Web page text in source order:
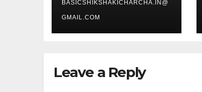
BASICSHIKSHAKICHARCHA.IN@
GMAIL.COM
Leave a Reply